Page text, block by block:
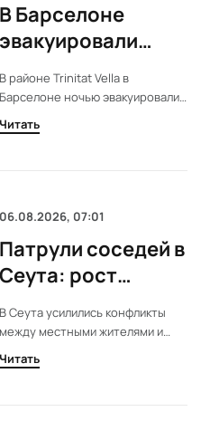
В Барселоне
эвакуировали
дома из-за
вибраций от работ
Adif
В районе Trinitat Vella в
Барселоне ночью эвакуировали
два жилых дома. Причиной стали
сильные вибрации от работы
Читать
06.08.2026, 07:01
Патрули соседей в
Ceута: рост
насилия и
блокировка
районов
В Ceута усилились конфликты
между местными жителями и
мигрантами. Группы соседей
блокируют районы и
Читать